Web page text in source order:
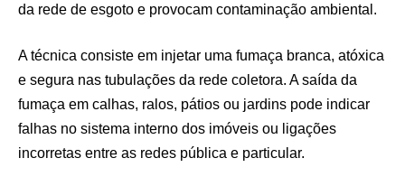
da rede de esgoto e provocam contaminação ambiental.
A técnica consiste em injetar uma fumaça branca, atóxica
e segura nas tubulações da rede coletora. A saída da
fumaça em calhas, ralos, pátios ou jardins pode indicar
falhas no sistema interno dos imóveis ou ligações
incorretas entre as redes pública e particular.